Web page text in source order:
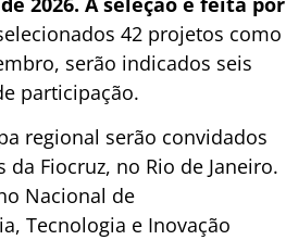
42 projetos como
serão indicados seis
participação.
regional serão convidados
Fiocruz, no Rio de Janeiro.
Nacional de
Tecnologia e Inovação